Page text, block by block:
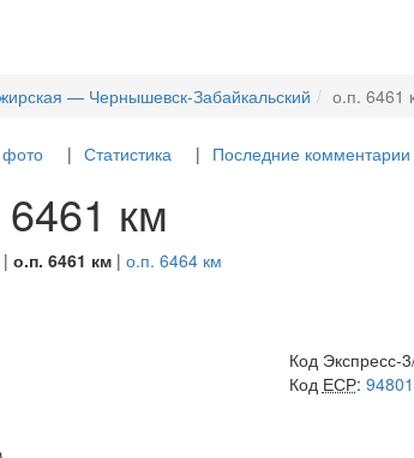
— Чернышевск-Забайкальский о.п. 6461
Статистика Последние комментарии
км
| о.п. 6461 км | о.п. 6464 км
Код Экспресс-
Код ЕСР: